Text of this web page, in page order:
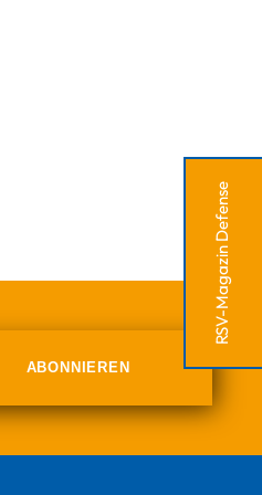
RSV-Magazin Defense